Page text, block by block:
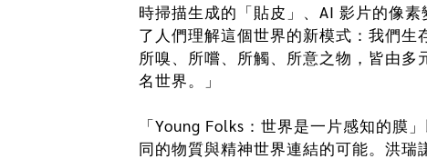
時掃描生成的「貼皮」、AI 影片的像
了人們理解這個世界的新模式：我們生
所嗅、所嚐、所觸、所意之物，皆由
名世界。」
「Young Folks：世界是一片感知的膜
同的物質與精神世界連結的可能。洪